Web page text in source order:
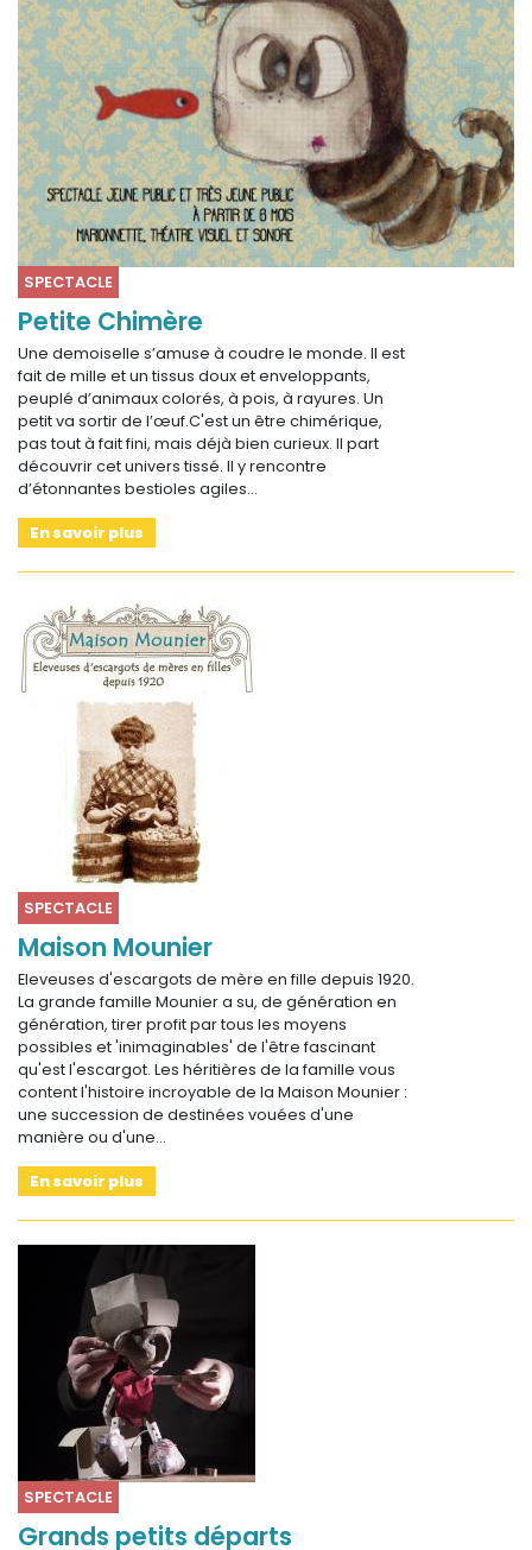
SPECTACLE
Petite Chimère
Une demoiselle s’amuse à coudre le monde. Il est
fait de mille et un tissus doux et enveloppants,
peuplé d’animaux colorés, à pois, à rayures. Un
petit va sortir de l’œuf.C'est un être chimérique,
pas tout à fait fini, mais déjà bien curieux. Il part
découvrir cet univers tissé. Il y rencontre
d’étonnantes bestioles agiles…
En savoir plus
SPECTACLE
Maison Mounier
Eleveuses d'escargots de mère en fille depuis 1920.
La grande famille Mounier a su, de génération en
génération, tirer profit par tous les moyens
possibles et 'inimaginables' de l'être fascinant
qu'est l'escargot. Les héritières de la famille vous
content l'histoire incroyable de la Maison Mounier :
une succession de destinées vouées d'une
manière ou d'une…
En savoir plus
SPECTACLE
Grands petits départs